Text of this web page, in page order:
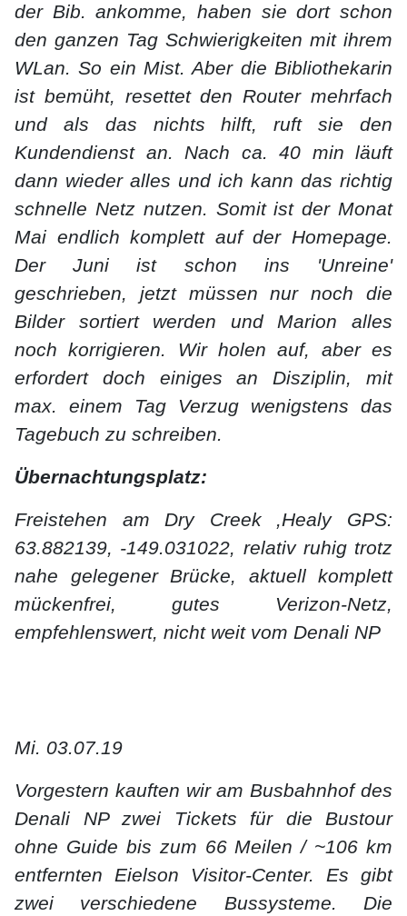
der Bib. ankomme, haben sie dort schon
den ganzen Tag Schwierigkeiten mit ihrem
WLan. So ein Mist. Aber die Bibliothekarin
ist bemüht, resettet den Router mehrfach
und als das nichts hilft, ruft sie den
Kundendienst an. Nach ca. 40 min läuft
dann wieder alles und ich kann das richtig
schnelle Netz nutzen. Somit ist der Monat
Mai endlich komplett auf der Homepage.
Der Juni ist schon ins 'Unreine'
geschrieben, jetzt müssen nur noch die
Bilder sortiert werden und Marion alles
noch korrigieren. Wir holen auf, aber es
erfordert doch einiges an Disziplin, mit
max. einem Tag Verzug wenigstens das
Tagebuch zu schreiben.
Übernachtungsplatz:
Freistehen am Dry Creek ,Healy GPS:
63.882139, -149.031022, relativ ruhig trotz
nahe gelegener Brücke, aktuell komplett
mückenfrei, gutes Verizon-Netz,
empfehlenswert, nicht weit vom Denali NP
Mi. 03.07.19
Vorgestern kauften wir am Busbahnhof des
Denali NP zwei Tickets für die Bustour
ohne Guide bis zum 66 Meilen / ~106 km
entfernten Eielson Visitor-Center. Es gibt
zwei verschiedene Bussysteme. Die